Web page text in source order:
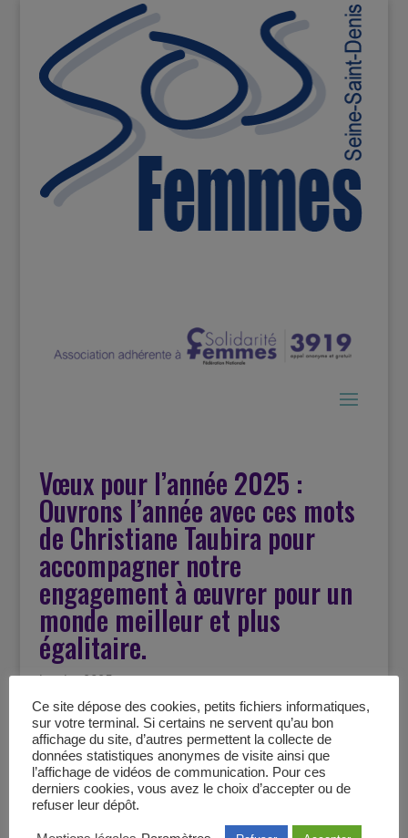
Vœux pour l’année 2025 :
Ouvrons l’année avec ces mots
de Christiane Taubira pour
accompagner notre
engagement à œuvrer pour un
monde meilleur et plus
égalitaire.
janvier 2025
« Nous, les femmes, nous sommes la moitié
du ciel, et même un peu plus.
Nous entendons être la moitié de tout, pas vos
Ce site dépose des cookies, petits fichiers informatiques,
sur votre terminal. Si certains ne servent qu’au bon
affichage du site, d’autres permettent la collecte de
données statistiques anonymes de visite ainsi que
l’affichage de vidéos de communication. Pour ces
derniers cookies, vous avez le choix d’accepter ou de
refuser leur dépôt.